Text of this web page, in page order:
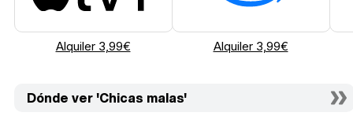
Alquiler 3,99€ Alquiler 3,99€
Dónde ver 'Chicas malas'